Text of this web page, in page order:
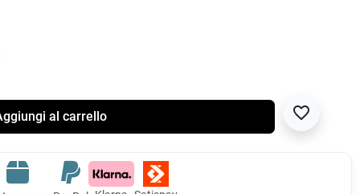
al carrello favorite_border